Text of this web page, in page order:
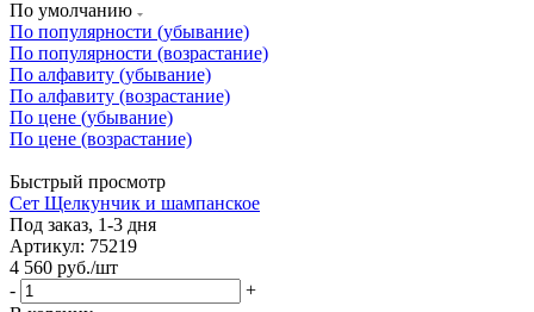
По умолчанию
По популярности (убывание)
По популярности (возрастание)
По алфавиту (убывание)
По алфавиту (возрастание)
По цене (убывание)
По цене (возрастание)
Быстрый просмотр
Сет Щелкунчик и шампанское
Под заказ, 1-3 дня
Артикул: 75219
4 560 руб./шт
-
+